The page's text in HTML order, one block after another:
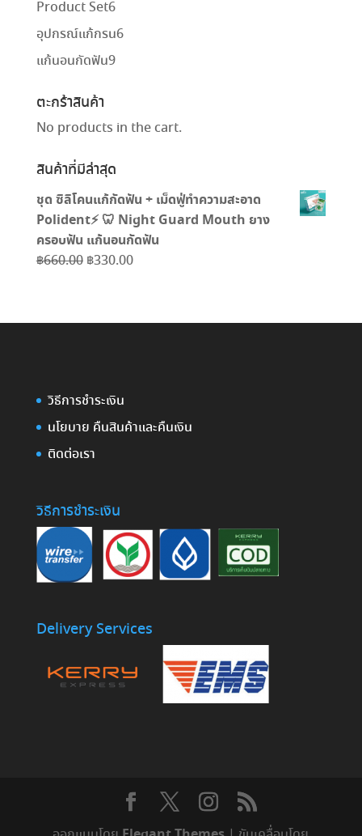
Product Set66
สินค้า
อุปกรณ์แก้กรน66
แก้นอนกัดฟัน99
ตะกร้าสินค้า
No products in the cart.
สินค้าที่มีล่าสุด
ชุด ซิลิโคนแก้กัดฟัน + เม็ดฟู่ทำความสะอาด
Polident⚡️ 🦷 Night Guard Mouth ยาง
ครอบฟัน แก้นอนกัดฟัน
฿660.00 Original
฿660.00.
฿330.00Current
฿330.00.
วิธีการชำระเงิน
นโยบาย คืนสินค้าและคืนเงิน
ติดต่อเรา
วิธีการชำระเงิน
Delivery Services